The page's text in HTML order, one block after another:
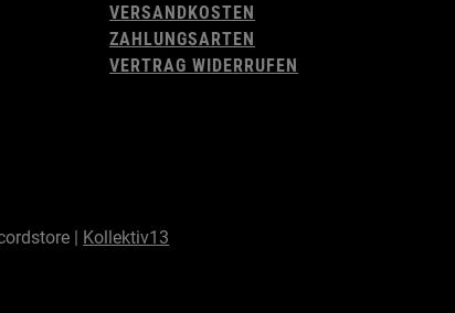
VERSANDKOSTEN
ZAHLUNGSARTEN
VERTRAG WIDERRUFEN
| Kollektiv13